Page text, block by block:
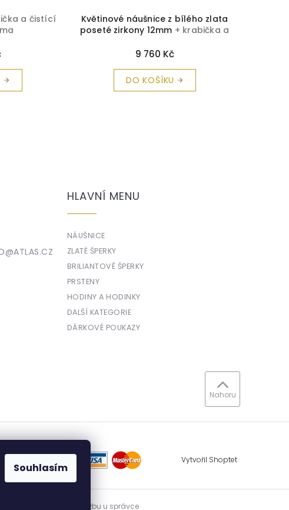
Souhlasím
a čistící
Květinové náušnice z bílého zlata
poseté zirkony 12mm + krabička a
9 760 Kč
DO KOŠÍKU
@ATLAS.CZ
HLAVNÍ MENU
NÁUŠNICE
ZLATÉ ŠPERKY
BRILIANTOVÉ ŠPERKY
PRSTENY
HODINY A HODINKY
DALŠÍ KATEGORIE
DÁRKOVÉ POUKAZY
Vytvořil Shoptet
Nahoru
zaevidovat přijatou tržbu u správce